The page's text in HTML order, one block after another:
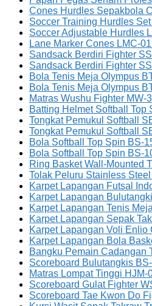
Cones Hurdles Sepakbola
Soccer Training Hurdles
Soccer Adjustable Hurdles
Lane Marker Cones LMC-
Sandsack Berdiri Fighter
Sandsack Berdiri Fighter
Bola Tenis Meja Olympus
Bola Tenis Meja Olympus
Matras Wushu Fighter MW-
Batting Helmet Softball Top
Tongkat Pemukul Softball
Tongkat Pemukul Softball
Bola Softball Top Spin BS-
Bola Softball Top Spin BS-
Ring Basket Wall-Mounted
Tolak Peluru Stainless
Karpet Lapangan Futsal
Karpet Lapangan
Karpet Lapangan Tenis
Karpet Lapangan Sepak
Karpet Lapangan Voli Enlio
Karpet Lapangan Bola
Bangku Pemain Cadangan
Scoreboard Bulutangkis
Matras Lompat Tinggi HJM-
Scoreboard Gulat Fighter
Scoreboard Tae Kwon Do